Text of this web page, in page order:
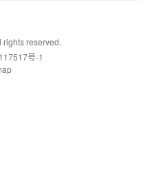
reserved.
号-1